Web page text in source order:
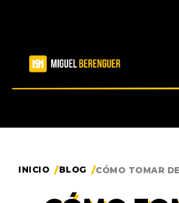
BLOG
INICIO BLOG CÓMO TOMAR